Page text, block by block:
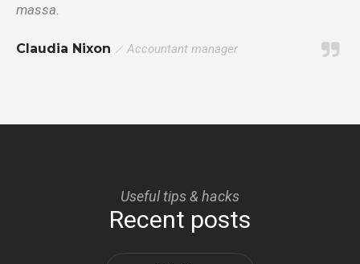
massa.
Claudia Nixon Accountant manager
Useful tips & hacks
Recent posts